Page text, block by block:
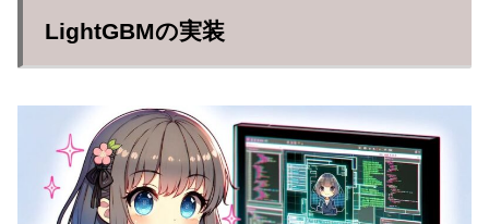
LightGBMの実装